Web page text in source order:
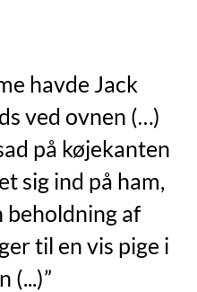
havde Jack
ved ovnen (…)
på køjekanten
sig ind på ham,
beholdning af
til en vis pige i
(...)”